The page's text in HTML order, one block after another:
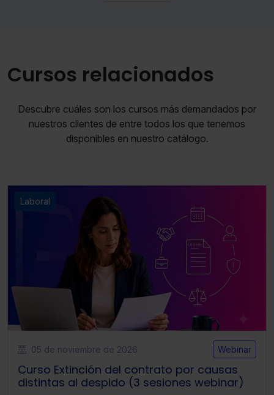
Cursos relacionados
Descubre cuáles son los cursos más demandados por
nuestros clientes de entre todos los que tenemos
disponibles en nuestro catálogo.
Laboral
05 de noviembre de 2026 Webinar
Curso Extinción del contrato por causas
distintas al despido (3 sesiones webinar)